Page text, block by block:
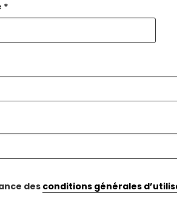
*
des conditions générales